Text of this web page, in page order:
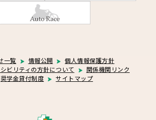
一覧 情報公開
個人情報保護方針
ビリティの方針について
関係機関リンク
奨学金貸付制度
サイトマップ